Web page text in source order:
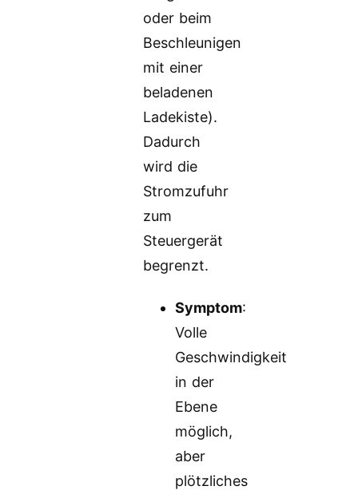
oder beim
Beschleunigen
mit einer
beladenen
Ladekiste).
Dadurch
wird die
Stromzufuhr
zum
Steuergerät
begrenzt.
Symptom:
Volle
Geschwindigkeit
in der
Ebene
möglich,
aber
plötzliches